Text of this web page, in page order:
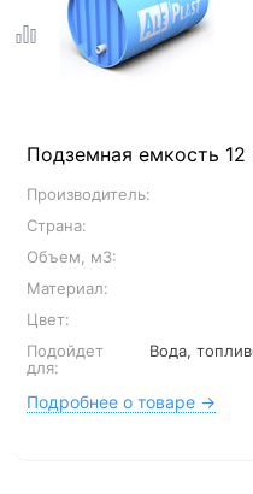
Подземная емкость
Производитель:
Страна:
Объем, м3:
Материал:
Цвет:
Подойдет
для:
Вода,
Подробнее о товаре →